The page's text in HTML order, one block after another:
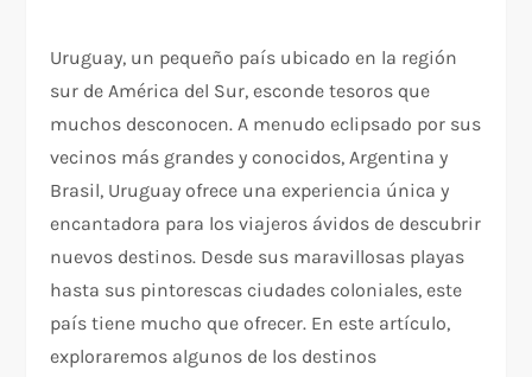
Uruguay, un pequeño país ubicado en la región
sur de América del Sur, esconde tesoros que
muchos desconocen. A menudo eclipsado por sus
vecinos más grandes y conocidos, Argentina y
Brasil, Uruguay ofrece una experiencia única y
encantadora para los viajeros ávidos de descubrir
nuevos destinos. Desde sus maravillosas playas
hasta sus pintorescas ciudades coloniales, este
país tiene mucho que ofrecer. En este artículo,
exploraremos algunos de los destinos